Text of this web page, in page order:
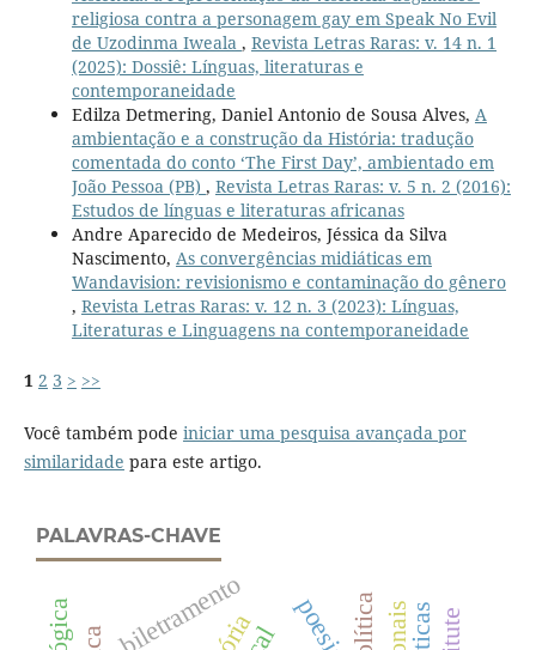
religiosa contra a personagem gay em Speak No Evil
de Uzodinma Iweala , Revista Letras Raras: v. 14 n. 1
(2025): Dossiê: Línguas, literaturas e
contemporaneidade
Edilza Detmering, Daniel Antonio de Sousa Alves, A
ambientação e a construção da História: tradução
comentada do conto ‘The First Day’, ambientado em
João Pessoa (PB) , Revista Letras Raras: v. 5 n. 2 (2016):
Estudos de línguas e literaturas africanas
Andre Aparecido de Medeiros, Jéssica da Silva
Nascimento, As convergências midiáticas em
Wandavision: revisionismo e contaminação do gênero
, Revista Letras Raras: v. 12 n. 3 (2023): Línguas,
Literaturas e Linguagens na contemporaneidade
1 2 3 > >>
Você também pode iniciar uma pesquisa avançada por
similaridade para este artigo.
PALAVRAS-CHAVE
biletramento poesiapolítica